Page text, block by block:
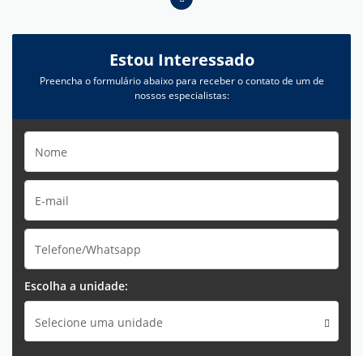
Estou Interessado
Preencha o formulário abaixo para receber o contato de um de
nossos especialistas:
Escolha a unidade:
Selecione uma unidade